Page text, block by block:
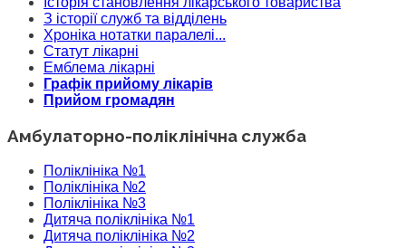
З історії служб та відділень
Хроніка нотатки паралелі...
Статут лікарні
Емблема лікарні
Графік прийому лікарів
Прийом громадян
Амбулаторно-поліклінічна служба
Поліклініка №1
Поліклініка №2
Поліклініка №3
Дитяча поліклініка №1
Дитяча поліклініка №2